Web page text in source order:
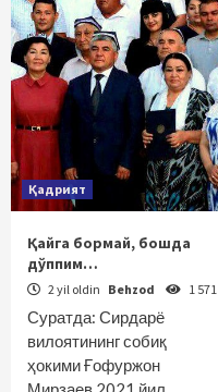
Қадрият
Қайга бормай, бошда
дўппим…
2 yil oldin Behzod 1 571
Суратда: Сирдарё
вилоятининг собиқ
ҳокими Ғофуржон